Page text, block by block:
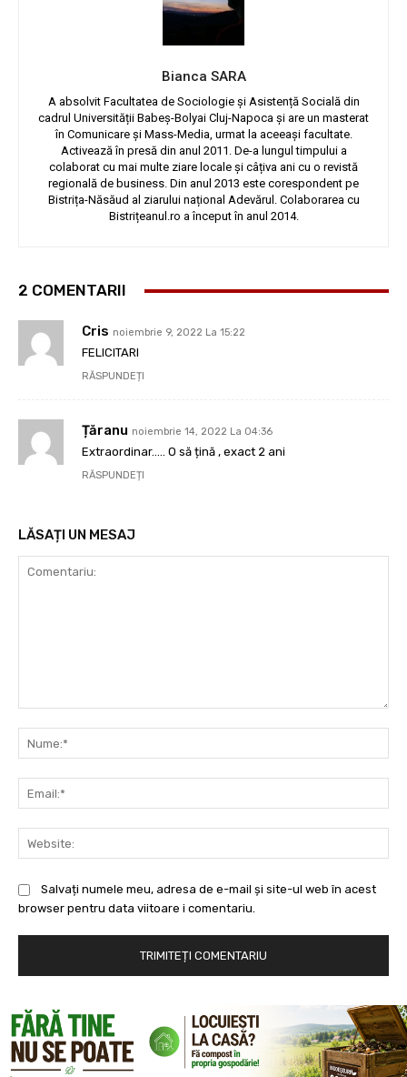
Bianca SARA
A absolvit Facultatea de Sociologie și Asistență Socială din
cadrul Universității Babeș-Bolyai Cluj-Napoca și are un masterat
în Comunicare și Mass-Media, urmat la aceeași facultate.
Activează în presă din anul 2011. De-a lungul timpului a
colaborat cu mai multe ziare locale și câțiva ani cu o revistă
regională de business. Din anul 2013 este corespondent pe
Bistrița-Năsăud al ziarului național Adevărul. Colaborarea cu
Bistrițeanul.ro a început în anul 2014.
2 COMENTARII
Cris noiembrie 9, 2022 La 15:22
FELICITARI
RĂSPUNDEȚI
Țăranu noiembrie 14, 2022 La 04:36
Extraordinar….. O să țină , exact 2 ani
RĂSPUNDEȚI
LĂSAȚI UN MESAJ
Salvați numele meu, adresa de e-mail și site-ul web în acest
browser pentru data viitoare i comentariu.